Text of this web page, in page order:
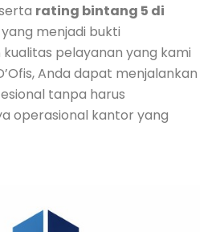
rating bintang 5 di
yang menjadi bukti
pelayanan yang kami
Anda dapat menjalankan
tanpa harus
operasional kantor yang